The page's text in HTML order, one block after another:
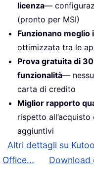
licenza—
(pronto per MSI)
Funzionano meglio
ottimizzata tra le
Prova gratuita di
funzionalità—
carta di credito
Miglior rapporto
rispetto
aggiuntivi
Altri dettagli su
Office...
Download